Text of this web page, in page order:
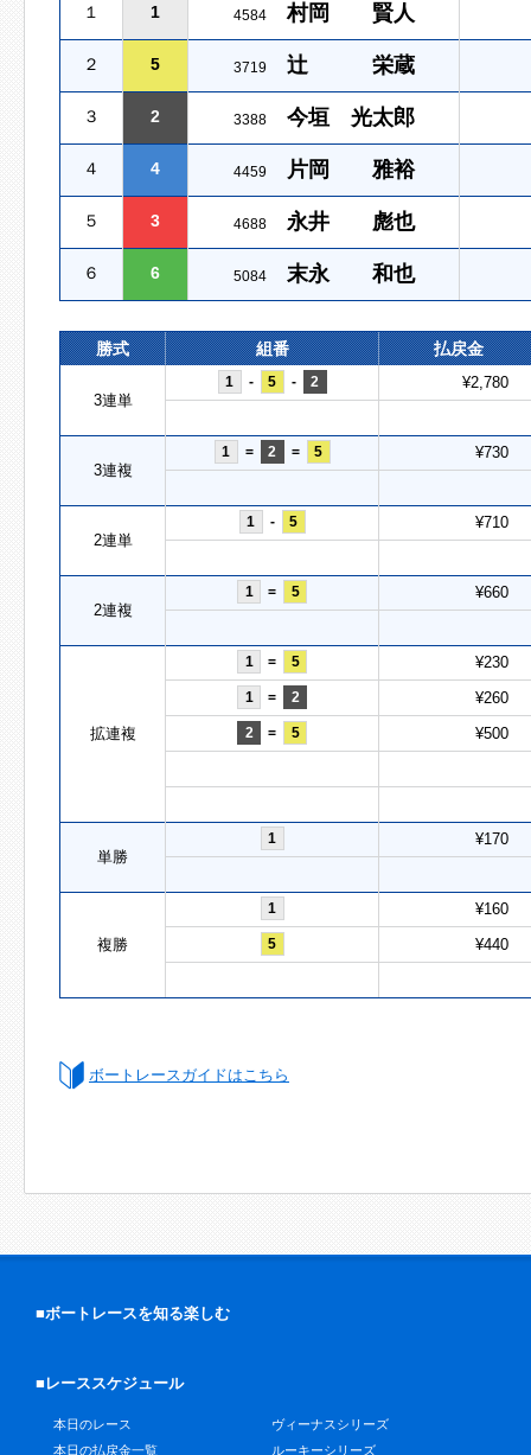
１ 1 4584 村岡 賢人
２ 5 3719 辻 栄蔵
３ 2 3388 今垣 光太郎
４ 4 4459 片岡 雅裕
５ 3 4688 永井 彪也
６ 6 5084 末永 和也
勝式 組番 払戻金
3連単
1 - 5 - 2 ¥2,780
3連複
1 = 2 = 5 ¥730
2連単
1 - 5 ¥710
2連複
1 = 5 ¥660
拡連複
1 = 5 ¥230
1 = 2 ¥260
2 = 5 ¥500
単勝
1 ¥170
複勝
1 ¥160
5 ¥440
ボートレースガイドはこちら
■ボートレースを知る楽しむ
■レーススケジュール
本日のレース
本日の払戻金一覧
ヴィーナスシリーズ
ルーキーシリーズ